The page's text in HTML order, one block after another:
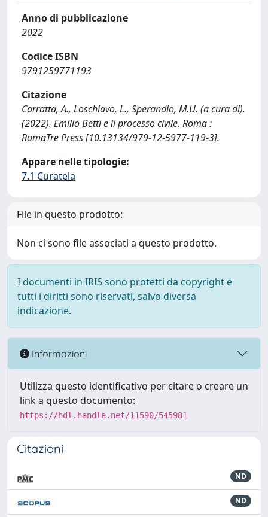
Anno di pubblicazione
2022
Codice ISBN
9791259771193
Citazione
Carratta, A., Loschiavo, L., Sperandio, M.U. (a cura di).
(2022). Emilio Betti e il processo civile. Roma :
RomaTre Press [10.13134/979-12-5977-119-3].
Appare nelle tipologie:
7.1 Curatela
File in questo prodotto:
Non ci sono file associati a questo prodotto.
I documenti in IRIS sono protetti da copyright e
tutti i diritti sono riservati, salvo diversa
indicazione.
Informazioni
Utilizza questo identificativo per citare o creare un
link a questo documento:
https://hdl.handle.net/11590/545981
Citazioni
ND
ND